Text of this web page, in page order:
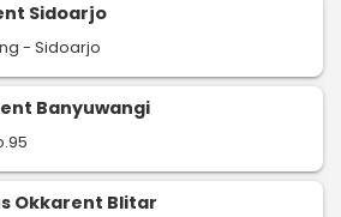
Sidoarjo
- Sidoarjo
Banyuwangi
Okkarent Blitar